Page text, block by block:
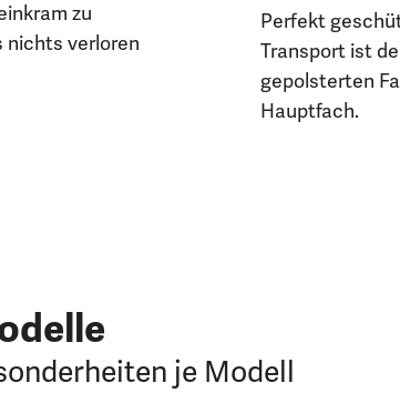
zu
nichts verloren
Perfekt
Transport ist
gepolsterten
Hauptfach.
je Modell